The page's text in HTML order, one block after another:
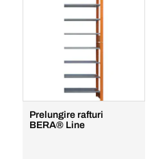
Prelungire rafturi
BERA® Line